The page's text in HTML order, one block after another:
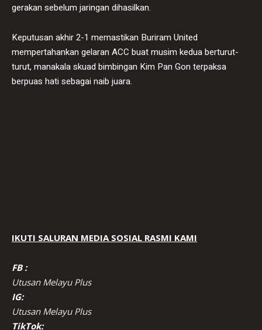
gerakan sebelum jaringan dihasilkan.
Keputusan akhir 2-1 memastikan Buriram United
mempertahankan gelaran ACC buat musim kedua berturut-
turut, manakala skuad bimbingan Kim Pan Gon terpaksa
berpuas hati sebagai naib juara.
IKUTI SALURAN MEDIA SOSIAL RASMI KAMI
FB :
Utusan Melayu Plus
IG:
Utusan Melayu Plus
TikTok: